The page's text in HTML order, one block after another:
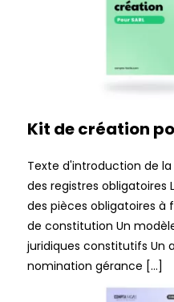
Kit de création
Texte d'introduction de la
des registres obligatoires
des pièces obligatoires à
de constitution Un
juridiques constitutifs Un
nomination gérance […]